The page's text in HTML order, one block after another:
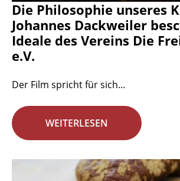
Die Philosophie unseres
Johannes Dackweiler
Ideale des Vereins Die
e.V.
Der Film spricht für sich...
WEITERLESEN